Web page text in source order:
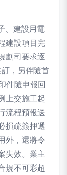
、建設用電
建設項目完
劃司要求逐
，另伴隨首
件隨申報回
上交施工起
流程預報送
損疏簽押遞
外，還將令
失效。業主
規不可彩超